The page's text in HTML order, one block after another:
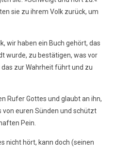
sie zu ihrem Volk zurück, um
wir haben ein Buch gehört, das
wurde, zu bestätigen, was vor
zur Wahrheit führt und zu
Rufer Gottes und glaubt an ihn,
von euren Sünden und schützt
Pein.
nicht hört, kann doch (seinen